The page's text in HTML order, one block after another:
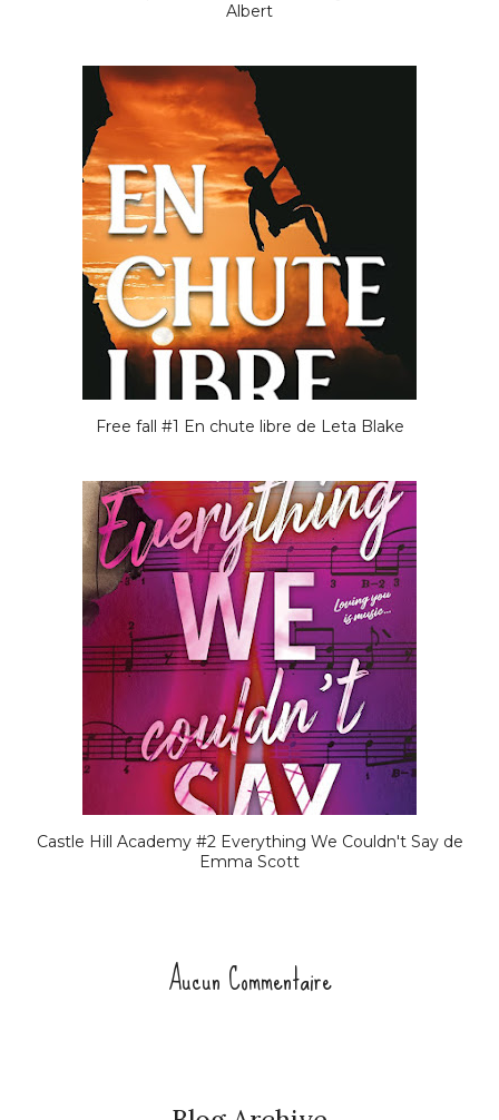
Albert
Free fall #1 En chute libre de Leta Blake
Castle Hill Academy #2 Everything We Couldn't Say de
Emma Scott
Aucun Commentaire